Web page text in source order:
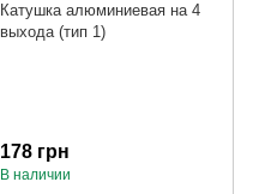
Катушка алюминиевая на 4
выхода (тип 1)
178 грн
В наличии